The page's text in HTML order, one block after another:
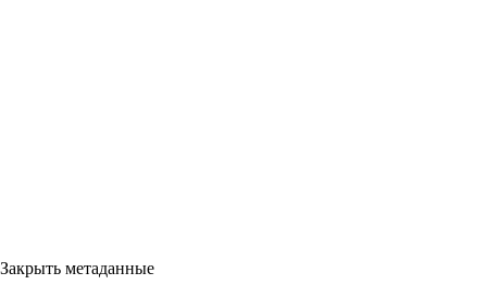
Закрыть метаданные